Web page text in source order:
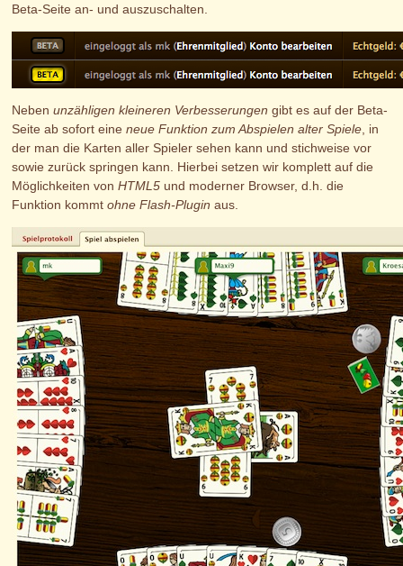
Beta-Seite an- und auszuschalten.
Nebenunzähligen kleineren Verbesserungen gibt es auf der Beta-
Seite ab sofort eineneue Funktion zum Abspielen alter Spiele , in
der man die Karten aller Spieler sehen kann und stichweise vor
sowie zurück springen kann. Hierbei setzen wir komplett auf die
Möglichkeiten vonHTML5 und moderner Browser, d.h. die
Funktion kommtohne Flash-Plugin aus.